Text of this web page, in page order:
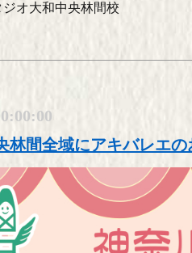
オ大和中央林間校
林間全域にアキバレエ